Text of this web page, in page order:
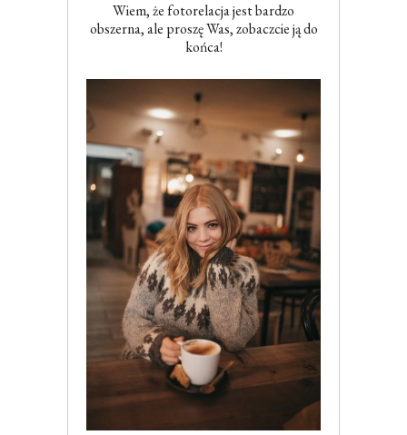
Wiem, że fotorelacja jest bardzo
obszerna, ale proszę Was, zobaczcie ją do
końca!